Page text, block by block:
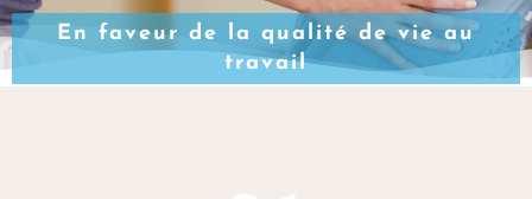
En faveur de la qualité de vie au
travail